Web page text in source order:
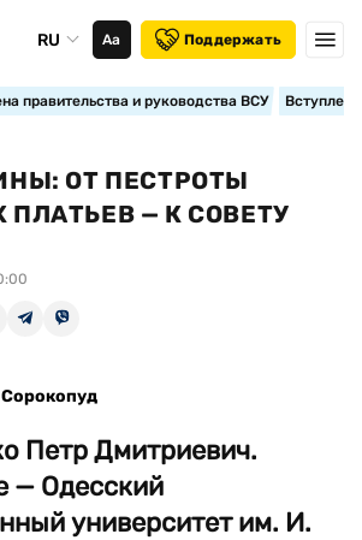
RU Аа Поддержать
правительства и руководства ВСУ
ОТ ПЕСТРОТЫ
— К СОВЕТУ
Петр Дмитриевич.
— Одесский
университет им. И.